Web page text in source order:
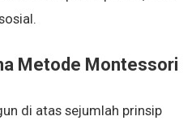
Metode Montessori
di atas sejumlah prinsip